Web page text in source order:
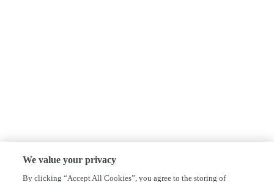
We value your privacy
By clicking “Accept All Cookies”, you agree to the storing of